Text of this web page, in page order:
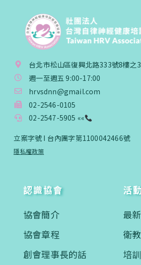
台北市松山區復興北路333號8樓之3
週一至週五 9:00-17:00
hrvsdnn@gmail.com
02-2546-0105
02-2547-5905 ««
立案字號 I 台內團字第1100042466號
隱私權政策
認識協會
協會簡介
協會章程
創會理事長的話
活
最
衛
培